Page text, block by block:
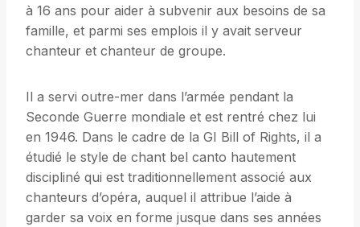
à 16 ans pour aider à subvenir aux besoins de sa
famille, et parmi ses emplois il y avait serveur
chanteur et chanteur de groupe.
Il a servi outre-mer dans l’armée pendant la
Seconde Guerre mondiale et est rentré chez lui
en 1946. Dans le cadre de la GI Bill of Rights, il a
étudié le style de chant bel canto hautement
discipliné qui est traditionnellement associé aux
chanteurs d’opéra, auquel il attribue l’aide à
garder sa voix en forme jusque dans ses années